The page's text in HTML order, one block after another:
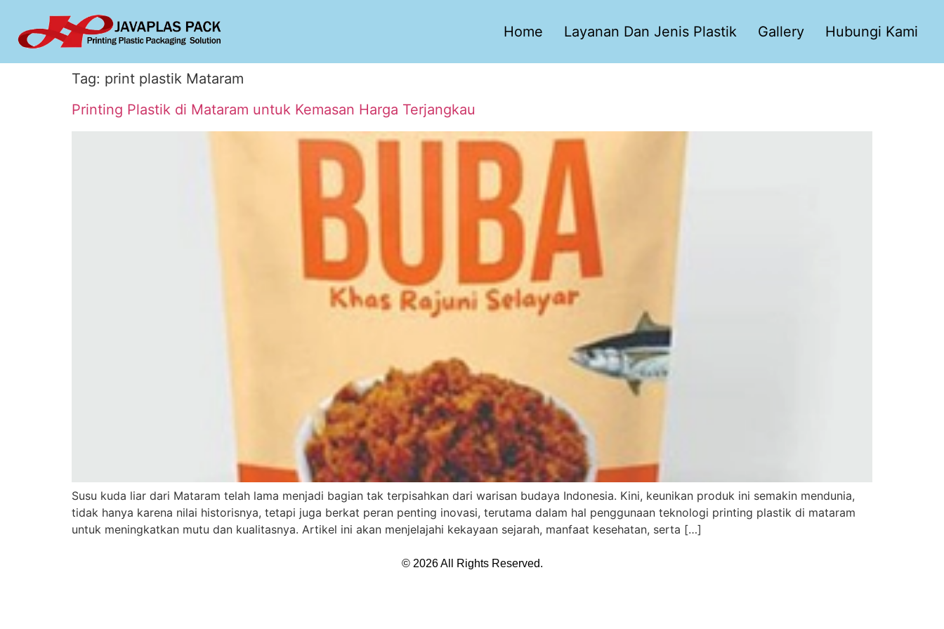
Home Layanan Dan Jenis Plastik Gallery Hubungi Kami
Tag: print plastik Mataram
Printing Plastik di Mataram untuk Kemasan Harga Terjangkau
Susu kuda liar dari Mataram telah lama menjadi bagian tak terpisahkan dari warisan budaya Indonesia. Kini, keunikan produk ini semakin mendunia,
tidak hanya karena nilai historisnya, tetapi juga berkat peran penting inovasi, terutama dalam hal penggunaan teknologi printing plastik di mataram
untuk meningkatkan mutu dan kualitasnya. Artikel ini akan menjelajahi kekayaan sejarah, manfaat kesehatan, serta […]
© 2026 All Rights Reserved.